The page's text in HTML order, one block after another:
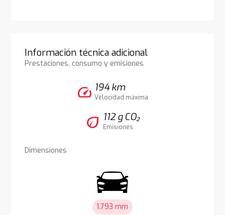
Información técnica adicional
Prestaciones, consumo y emisiones
speed 194 km
Velocidad máxima
eco 112 g CO₂
Emisiones
Dimensiones
1.793 mm